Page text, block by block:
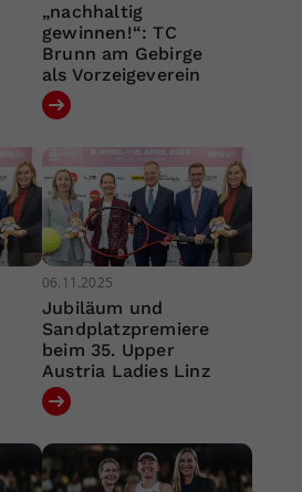
„nachhaltig
gewinnen!“: TC
Brunn am Gebirge
als Vorzeigeverein
06.11.2025
Jubiläum und
Sandplatzpremiere
beim 35. Upper
Austria Ladies Linz